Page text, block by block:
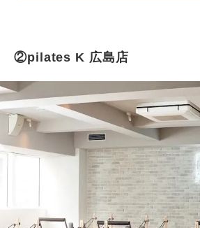
②pilates K 広島店